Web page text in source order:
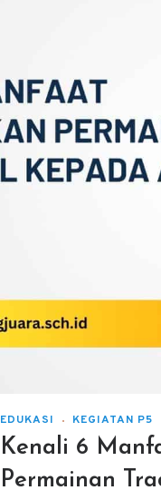
EDUKASI KEGIATAN P5
Kenali 6
Permainan